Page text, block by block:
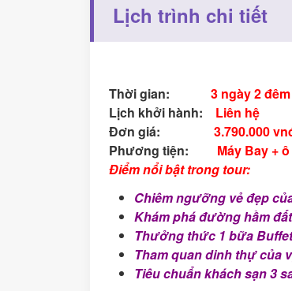
Lịch trình chi tiết
Thời gian:
3 ngày 2 đêm
Lịch khởi hành:
Liên hệ
Đơn giá:
3.790.000
Phương tiện:
Máy Bay +
Điểm nổi bậttrong tour:
Chiêm ngưỡng vẻ đẹp
Khám phá đường hầm
Thưởng thức 1 bữa
Tham quan dinh thự của
Tiêu chuẩn khách sạn 3